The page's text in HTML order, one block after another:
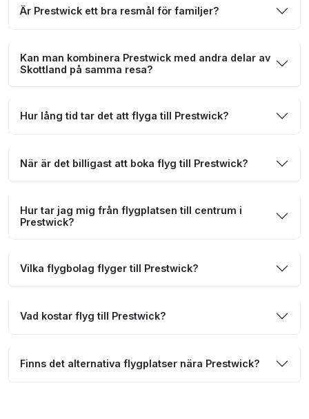
Är Prestwick ett bra resmål för familjer?
Kan man kombinera Prestwick med andra delar av
Skottland på samma resa?
Hur lång tid tar det att flyga till Prestwick?
När är det billigast att boka flyg till Prestwick?
Hur tar jag mig från flygplatsen till centrum i
Prestwick?
Vilka flygbolag flyger till Prestwick?
Vad kostar flyg till Prestwick?
Finns det alternativa flygplatser nära Prestwick?